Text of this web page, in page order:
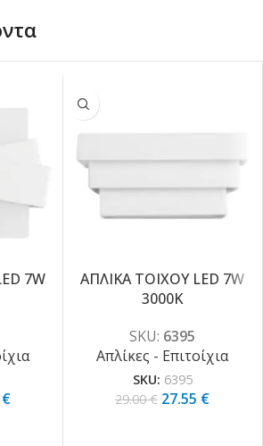
7W
€
-5%
ΑΠΛΙΚΑ ΤΟΙΧΟΥ LED 7W
3000K
SKU: 6395
Απλίκες - Επιτοίχια
SKU: 6395
29.00€ 27.55 €